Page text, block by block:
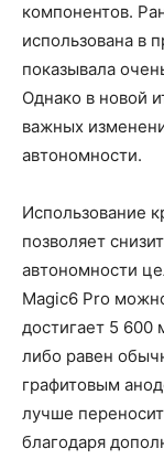
компонентов.
использована в
показывала
Однако в новой
важных
автономности.
Использование
позволяет
автономности
Magic6 Pro
достигает 5 600
либо равен
графитовым
лучше
благодаря